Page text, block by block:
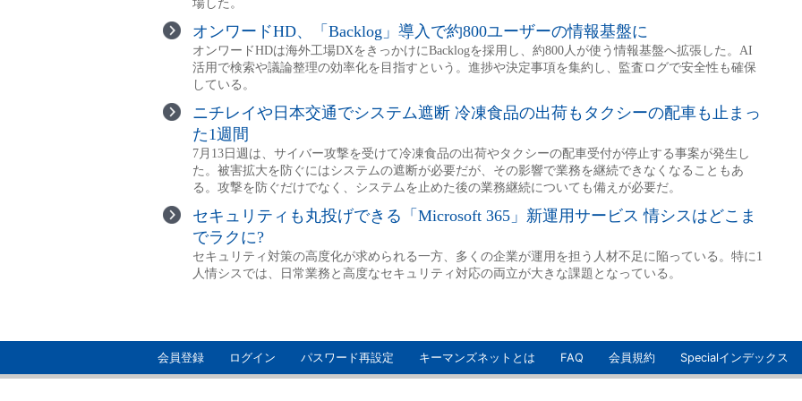
会員登録 ログイン パスワード再設定 キーマンズネットとは FAQ 会員規約 Specialインデックス